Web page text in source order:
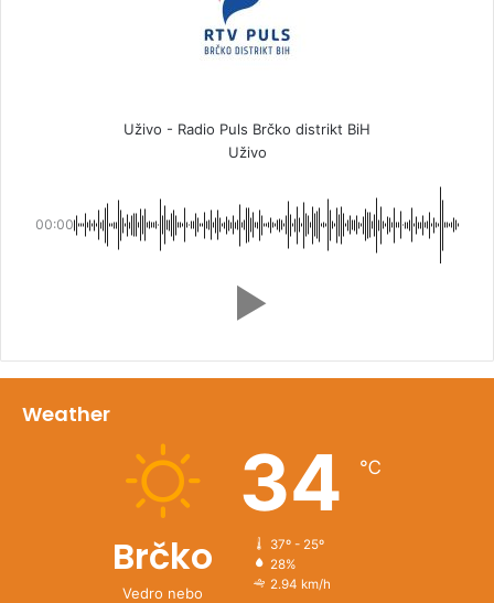
Uživo - Radio Puls Brčko distrikt BiH
Uživo
00:00
Weather
Brčko
Vedro nebo
34 ℃
37º - 25º
28%
2.94 km/h